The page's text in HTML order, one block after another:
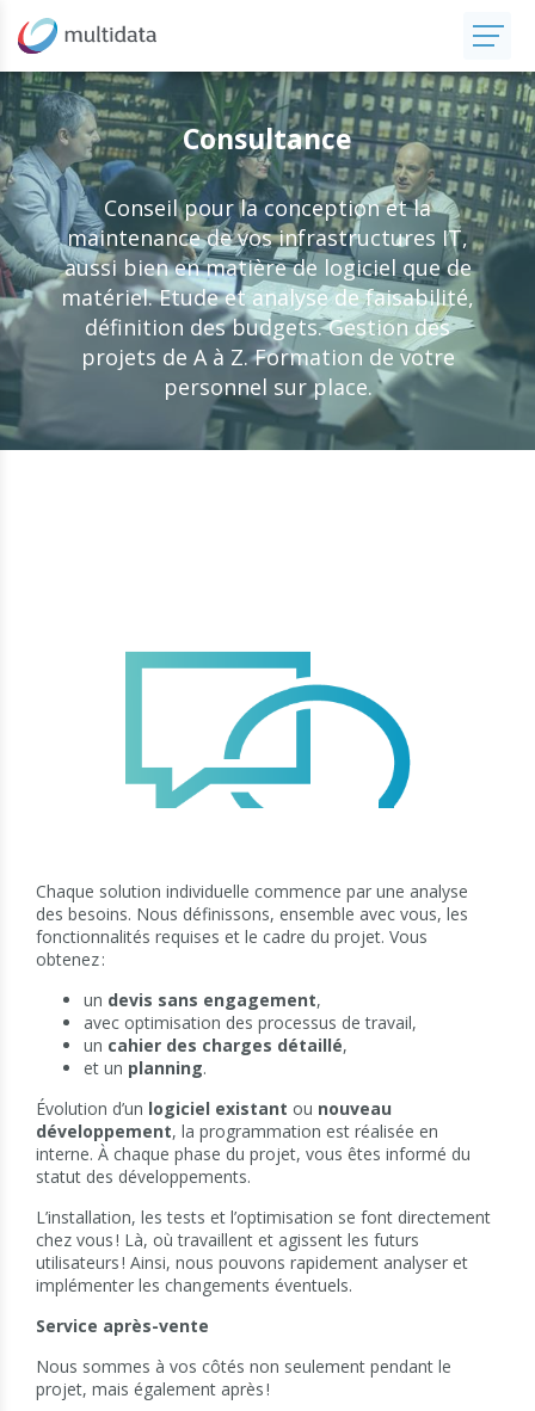
Consultance
Conseil pour la conception et la
maintenance de vos infrastructures IT,
aussi bien en matière de logiciel que de
matériel. Etude et analyse de faisabilité,
définition des budgets. Gestion des
projets de A à Z. Formation de votre
personnel sur place.
Chaque solution individuelle commence par une analyse
des besoins. Nous définissons, ensemble avec vous, les
fonctionnalités requises et le cadre du projet. Vous
obtenez :
un devis sans engagement,
avec optimisation des processus de travail,
un cahier des charges détaillé,
et un planning.
Évolution d’un logiciel existant ou nouveau
développement, la programmation est réalisée en
interne. À chaque phase du projet, vous êtes informé du
statut des développements.
L’installation, les tests et l’optimisation se font directement
chez vous ! Là, où travaillent et agissent les futurs
utilisateurs ! Ainsi, nous pouvons rapidement analyser et
implémenter les changements éventuels.
Service après-vente
Nous sommes à vos côtés non seulement pendant le
projet, mais également après !